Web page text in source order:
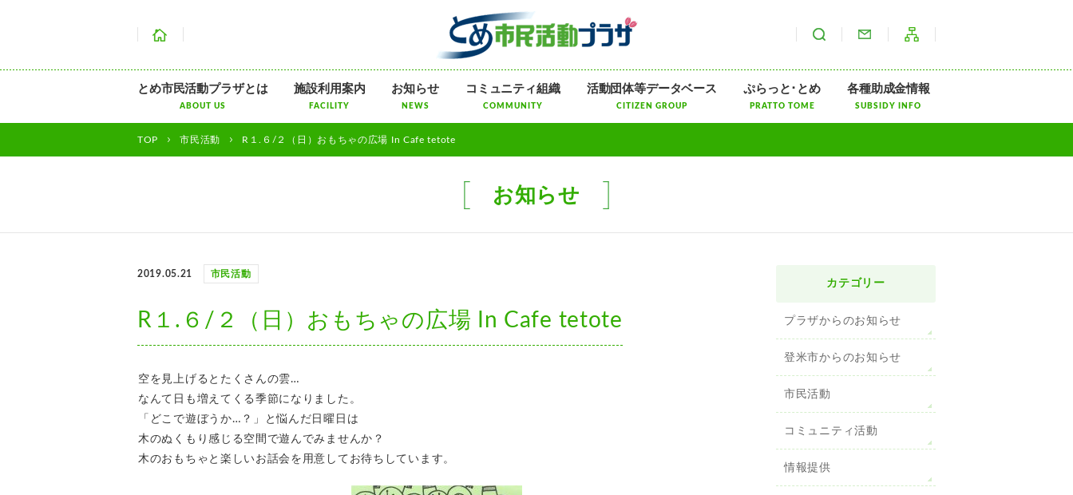
お問い合わせ
サイト内検索
ニ
ば
す
とめ市民活動プラザとは
ABOUT US
施設利用案内
FACILITY
お知らせ
NEWS
コミュニティ組織
COMMUNITY
活動団体等データベース
CITIZEN GROUP
ぷらっと･とめ
PRATTO TOME
各種助成金情報
SUBSIDY INFO
TOP 市民活動 R１.６/２（日）おもちゃの広場 In Cafe tetote
お知らせ
2019.05.21 市民活動
R１.６/２（日）おもちゃの広場 In Cafe tetote
空を見上げるとたくさんの雲…
なんて日も増えてくる季節になりました。
「どこで遊ぼうか…？」と悩んだ日曜日は
木のぬくもり感じる空間で遊んでみませんか？
木のおもちゃと楽しいお話会を用意してお待ちしています。
カテゴリー
プラザからのお知らせ
登米市からのお知らせ
市民活動
コミュニティ活動
情報提供